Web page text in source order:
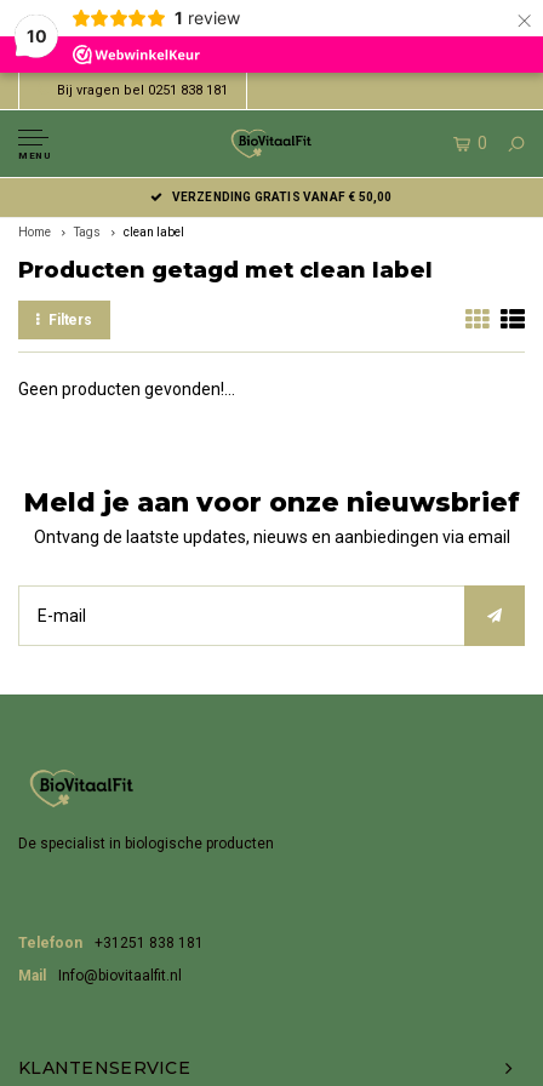
10
1 review ×
Bij vragen bel 0251 838 181
MENU
0
VERZENDING GRATIS VANAF € 50,00
Home Tags clean label
Producten getagd met clean label
Filters
Geen producten gevonden!...
Meld je aan voor onze nieuwsbrief
Ontvang de laatste updates, nieuws en aanbiedingen via email
De specialist in biologische producten
Telefoon
+31251 838 181
Mail
Info@biovitaalfit.nl
KLANTENSERVICE